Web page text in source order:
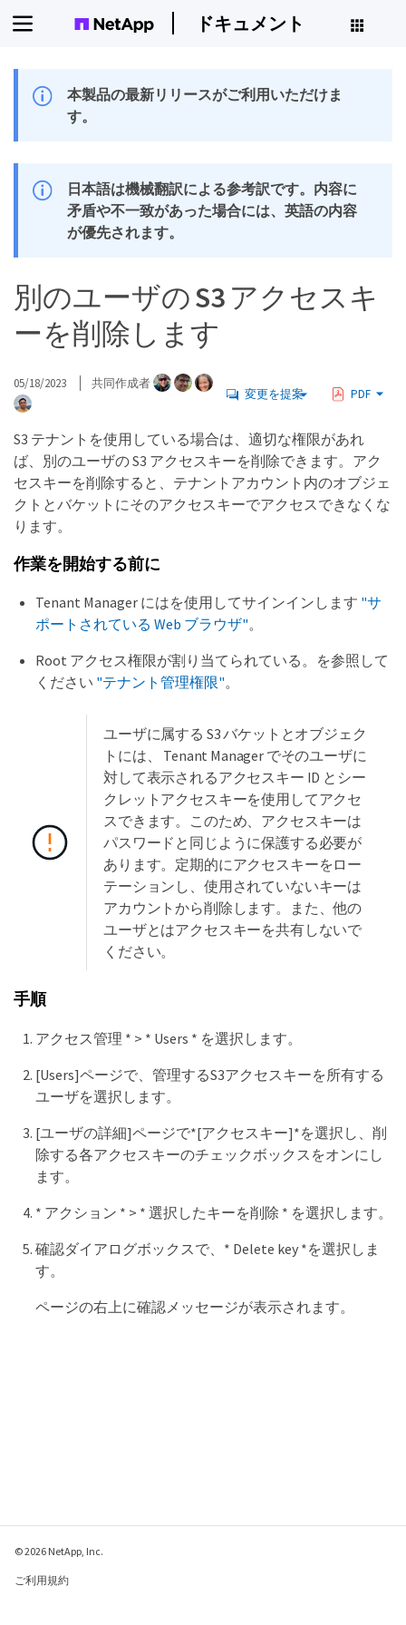
ドキュメント
本製品の最新リリースがご利用いただけま
す。
日本語は機械翻訳による参考訳です。内容に
矛盾や不一致があった場合には、英語の内容
が優先されます。
別のユーザの S3 アクセスキ
ーを削除します
05/18/2023 共同作成者
変更を提案 PDF
S3 テナントを使用している場合は、適切な権限があれ
ば、別のユーザの S3 アクセスキーを削除できます。アク
セスキーを削除すると、テナントアカウント内のオブジェ
クトとバケットにそのアクセスキーでアクセスできなくな
ります。
作業を開始する前に
Tenant Manager にはを使用してサインインします "サ
ポートされている Web ブラウザ"。
Root アクセス権限が割り当てられている。を参照して
ください "テナント管理権限"。
ユーザに属する S3 バケットとオブジェク
トには、 Tenant Manager でそのユーザに
対して表示されるアクセスキー ID とシー
クレットアクセスキーを使用してアクセ
スできます。このため、アクセスキーは
パスワードと同じように保護する必要が
あります。定期的にアクセスキーをロー
テーションし、使用されていないキーは
アカウントから削除します。また、他の
ユーザとはアクセスキーを共有しないで
ください。
手順
アクセス管理 * > * Users * を選択します。
[Users]ページで、管理するS3アクセスキーを所有する
ユーザを選択します。
[ユーザの詳細]ページで*[アクセスキー]*を選択し、削
除する各アクセスキーのチェックボックスをオンにし
ます。
* アクション * > * 選択したキーを削除 * を選択します。
確認ダイアログボックスで、* Delete key *を選択しま
す。
ページの右上に確認メッセージが表示されます。
© 2026 NetApp, Inc.
ご利用規約